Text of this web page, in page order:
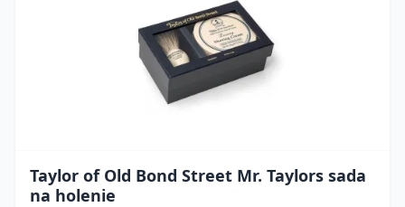
Taylor of Old Bond Street Mr. Taylors sada
na holenie